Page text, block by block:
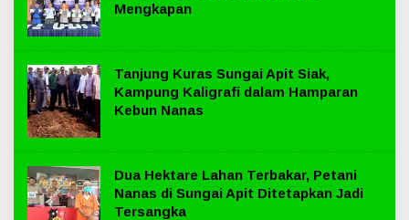
Mengkapan
Tanjung Kuras Sungai Apit Siak,
Kampung Kaligrafi dalam Hamparan
Kebun Nanas
Dua Hektare Lahan Terbakar, Petani
Nanas di Sungai Apit Ditetapkan Jadi
Tersangka